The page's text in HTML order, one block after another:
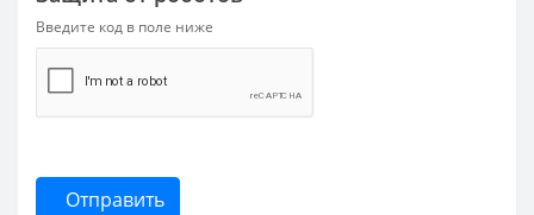
Введите код в поле ниже
Отправить